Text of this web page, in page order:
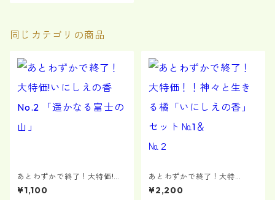
同じカテゴリの商品
あとわずかで終了！大特価!い
にしえの香 No.2 「遥かなる富
士の山」
¥1,100
あとわずかで終了！大特
価！！神々と生きる橘「いに
しえの香」セット №1＆№２
¥2,200